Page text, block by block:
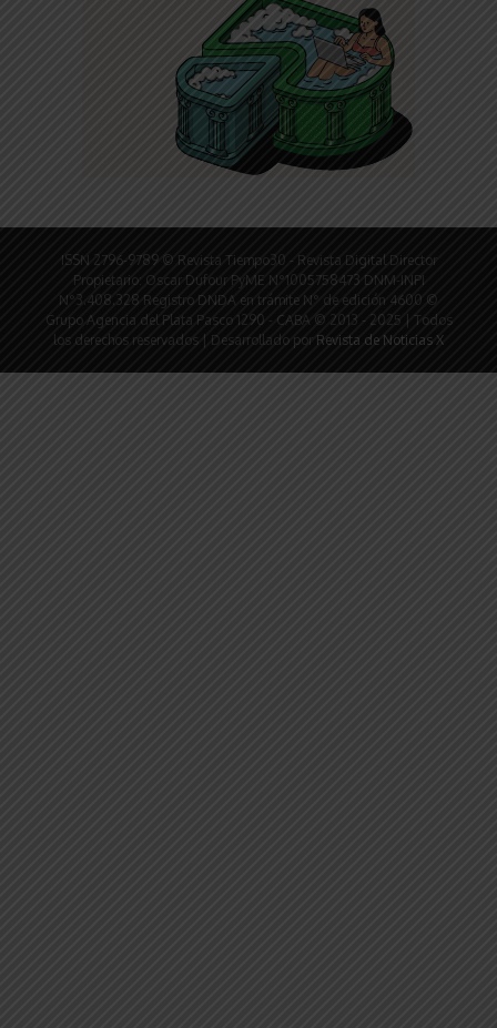
ISSN 2796-9789 © Revista Tiempo30 - Revista Digital Director
Propietario: Oscar Dufour PyME N°1005758473 DNM-INPI
N°3.408.328 Registro DNDA en trámite N° de edición 4600 ©
Grupo Agencia del Plata Pasco 1290 - CABA © 2013 - 2025 | Todos
los derechos reservados | Desarrollado por Revista de Noticias X